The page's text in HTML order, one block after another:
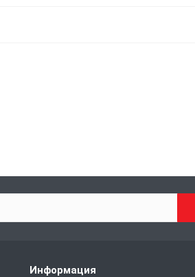
Информация